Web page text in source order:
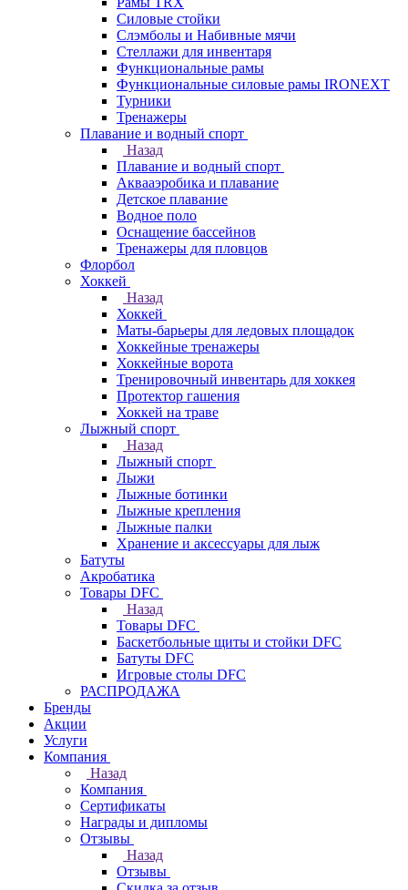
Силовые стойки
Слэмболы и Набивные мячи
Стеллажи для инвентаря
Функциональные рамы
Функциональные силовые рамы IRONEXT
Турники
Тренажеры
Плавание и водный спорт
Назад
Плавание и водный спорт
Аквааэробика и плавание
Детское плавание
Водное поло
Оснащение бассейнов
Тренажеры для пловцов
Флорбол
Хоккей
Назад
Хоккей
Маты-барьеры для ледовых площадок
Хоккейные тренажеры
Хоккейные ворота
Тренировочный инвентарь для хоккея
Протектор гашения
Хоккей на траве
Лыжный спорт
Назад
Лыжный спорт
Лыжи
Лыжные ботинки
Лыжные крепления
Лыжные палки
Хранение и аксессуары для лыж
Батуты
Акробатика
Товары DFC
Назад
Товары DFC
Баскетбольные щиты и стойки DFC
Батуты DFC
Игровые столы DFC
РАСПРОДАЖА
Бренды
Акции
Услуги
Компания
Назад
Компания
Сертификаты
Награды и дипломы
Отзывы
Назад
Отзывы